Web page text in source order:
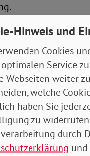
Zuschüsse
das Kabinett
ein
von Renten-
erhält. Um die
steigende
ab.
Hinweis und
Cookies
Service
Webseiten weiter
welche
haben Sie
zu
durch
und